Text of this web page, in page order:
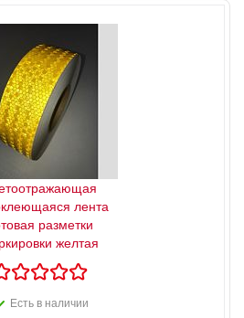
лента
разметки
желтая
Есть в наличии